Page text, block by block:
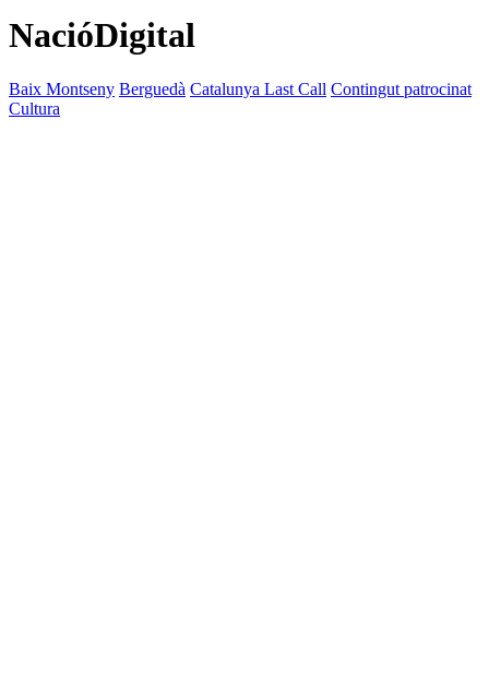
NacióDigital
Baix Montseny Berguedà Catalunya Last Call Contingut patrocinat
Cultura